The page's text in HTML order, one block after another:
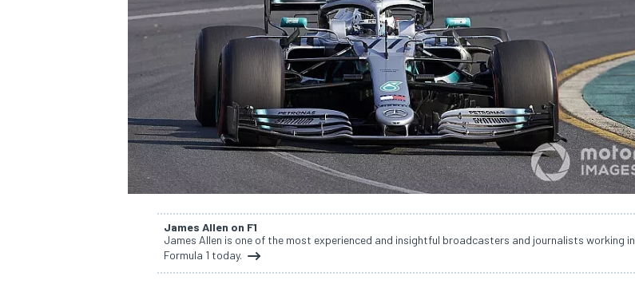
WEC
James Allen on F1
James Allen is one of the most experienced and insightful broadcasters and journalists working in
Formula 1 today.